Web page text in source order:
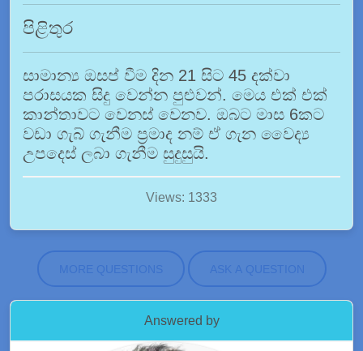
පිළිතුර
සාමාන්‍ය ඔසප් වීම දින 21 සිට 45 දක්වා
පරාසයක සිදු වෙන්න පුළුවන්. මෙය එක් එක්
කාන්තාවට වෙනස් වෙනව. ඔබට මාස 6කට
වඩා ගැබ් ගැනීම ප්‍රමාද නම් ඒ ගැන වෛද්‍ය
උපදෙස් ලබා ගැනීම සුදුසුයි.
Views: 1333
MORE QUESTIONS ASK A QUESTION
Answered by